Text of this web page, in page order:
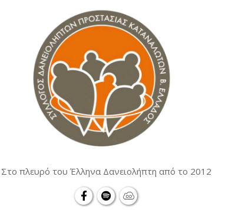
Στο πλευρό του Έλληνα Δανειολήπτη από το 2012